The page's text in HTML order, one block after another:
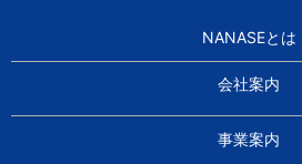
NANASEとは
会社案内
事業案内